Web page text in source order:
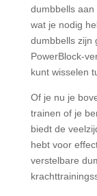
dumbbells
wat je nodig
dumbbells zijn
PowerBlock-
kunt wisselen
Of je nu je
trainen of je
biedt de
hebt voor
verstelbare